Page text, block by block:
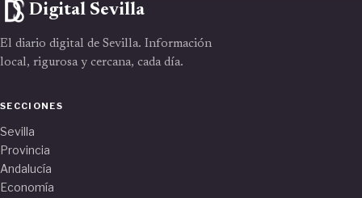
Digital Sevilla
El diario digital de Sevilla. Información
local, rigurosa y cercana, cada día.
SECCIONES
Sevilla
Provincia
Andalucía
Economía